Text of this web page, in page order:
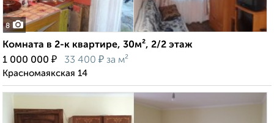
8
Комната в 2-к квартире, 30м², 2/2 этаж
1 000 000 ₽ 33 400 ₽ за м²
Красномаякская 14